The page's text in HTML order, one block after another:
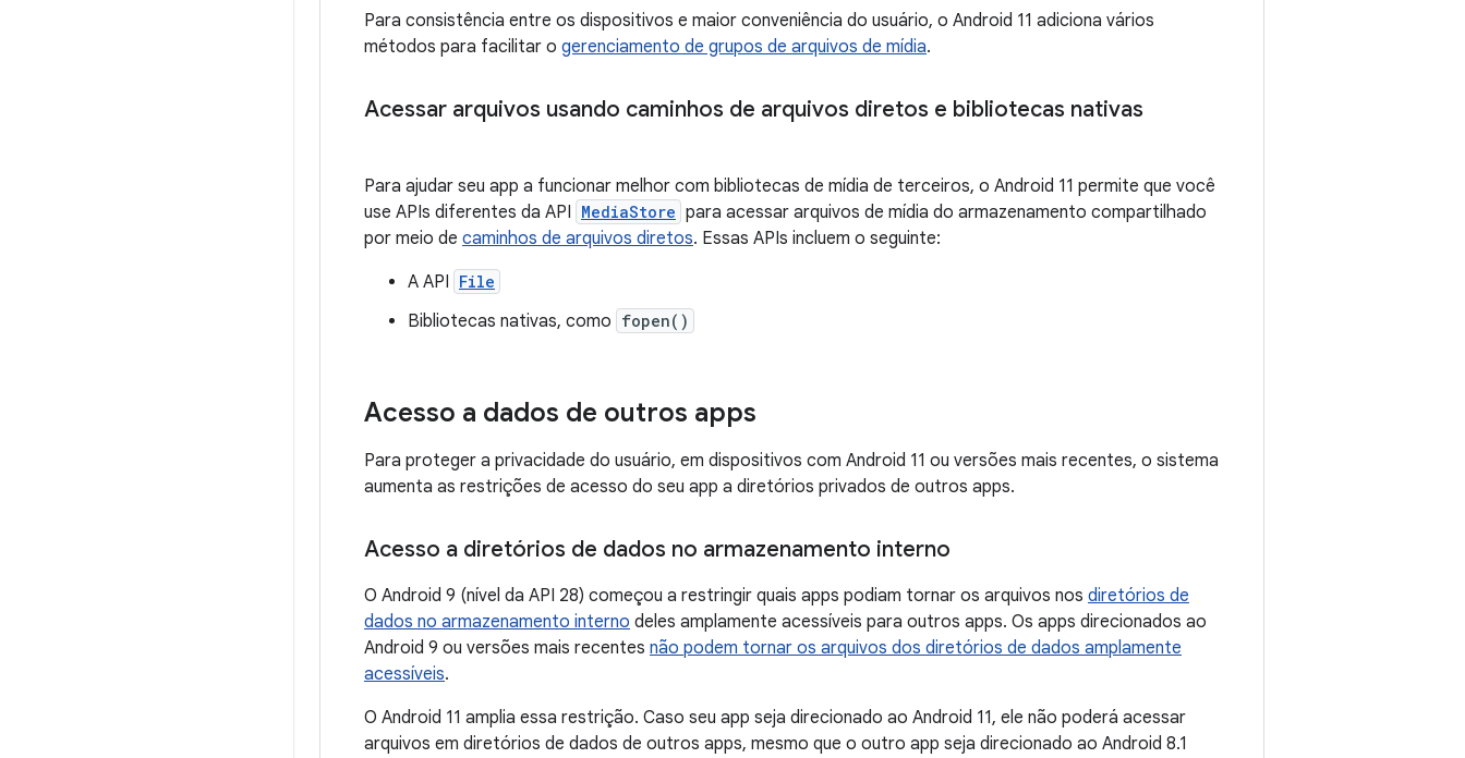
Para consistência entre os dispositivos e maior conveniência do usuário, o Android 11 adiciona vários
métodos para facilitar o gerenciamento de grupos de arquivos de mídia.
Acessar arquivos usando caminhos de arquivos diretos e bibliotecas nativas
Para ajudar seu app a funcionar melhor com bibliotecas de mídia de terceiros, o Android 11 permite que você
use APIs diferentes da API MediaStore para acessar arquivos de mídia do armazenamento compartilhado
por meio de caminhos de arquivos diretos. Essas APIs incluem o seguinte:
A API File
Bibliotecas nativas, como fopen()
Acesso a dados de outros apps
Para proteger a privacidade do usuário, em dispositivos com Android 11 ou versões mais recentes, o sistema
aumenta as restrições de acesso do seu app a diretórios privados de outros apps.
Acesso a diretórios de dados no armazenamento interno
O Android 9 (nível da API 28) começou a restringir quais apps podiam tornar os arquivos nos diretórios de
dados no armazenamento interno deles amplamente acessíveis para outros apps. Os apps direcionados ao
Android 9 ou versões mais recentes não podem tornar os arquivos dos diretórios de dados amplamente
acessíveis.
O Android 11 amplia essa restrição. Caso seu app seja direcionado ao Android 11, ele não poderá acessar
arquivos em diretórios de dados de outros apps, mesmo que o outro app seja direcionado ao Android 8.1